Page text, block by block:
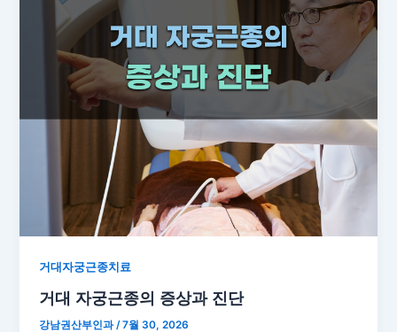
거대자궁근종치료
거대 자궁근종의 증상과 진단
강남권산부인과 /7월 30, 2026